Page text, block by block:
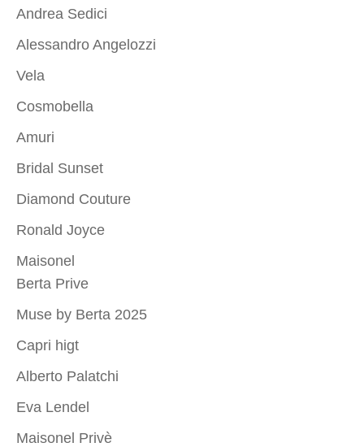
Andrea Sedici
Alessandro Angelozzi
Vela
Cosmobella
Amuri
Bridal Sunset
Diamond Couture
Ronald Joyce
Maisonel
Berta Prive
Muse by Berta 2025
Capri higt
Alberto Palatchi
Eva Lendel
Maisonel Privè